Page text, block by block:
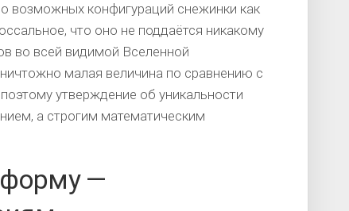
возможных конфигураций снежинки как
что оно не поддаётся никакому
во всей видимой Вселенной
малая величина по сравнению с
утверждение об уникальности
а строгим математическим
—